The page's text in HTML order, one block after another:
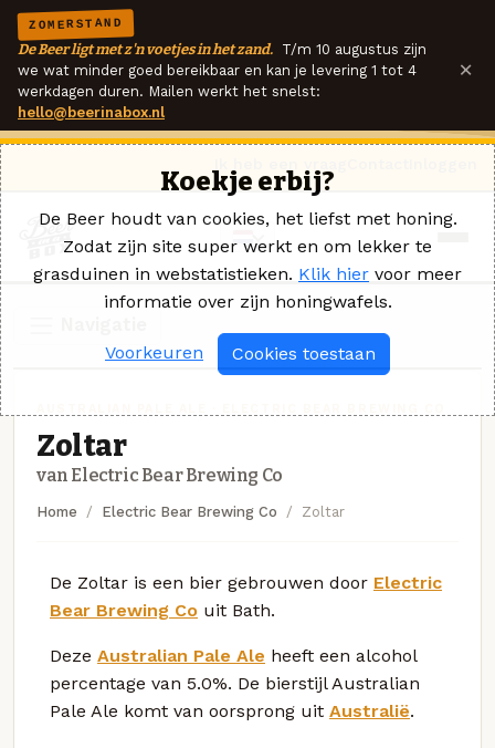
ZOMERSTAND
De Beer ligt met z'n voetjes in het zand. T/m 10 augustus zijn
we wat minder goed bereikbaar en kan je levering 1 tot 4
werkdagen duren. Mailen werkt het snelst:
hello@beerinabox.nl
×
Zoltar
van Electric Bear Brewing Co
Home Electric Bear Brewing Co Zoltar
De Zoltar is een bier gebrouwen door Electric
Bear Brewing Co uit Bath.
Deze Australian Pale Ale heeft een alcohol
percentage van 5.0%. De bierstijl Australian
Pale Ale komt van oorsprong uit Australië.
Koekje erbij?
De Beer houdt van cookies, het liefst met honing.
Zodat zijn site super werkt en om lekker te
grasduinen in webstatistieken. Klik hier voor meer
informatie over zijn honingwafels.
Voorkeuren Cookies toestaan